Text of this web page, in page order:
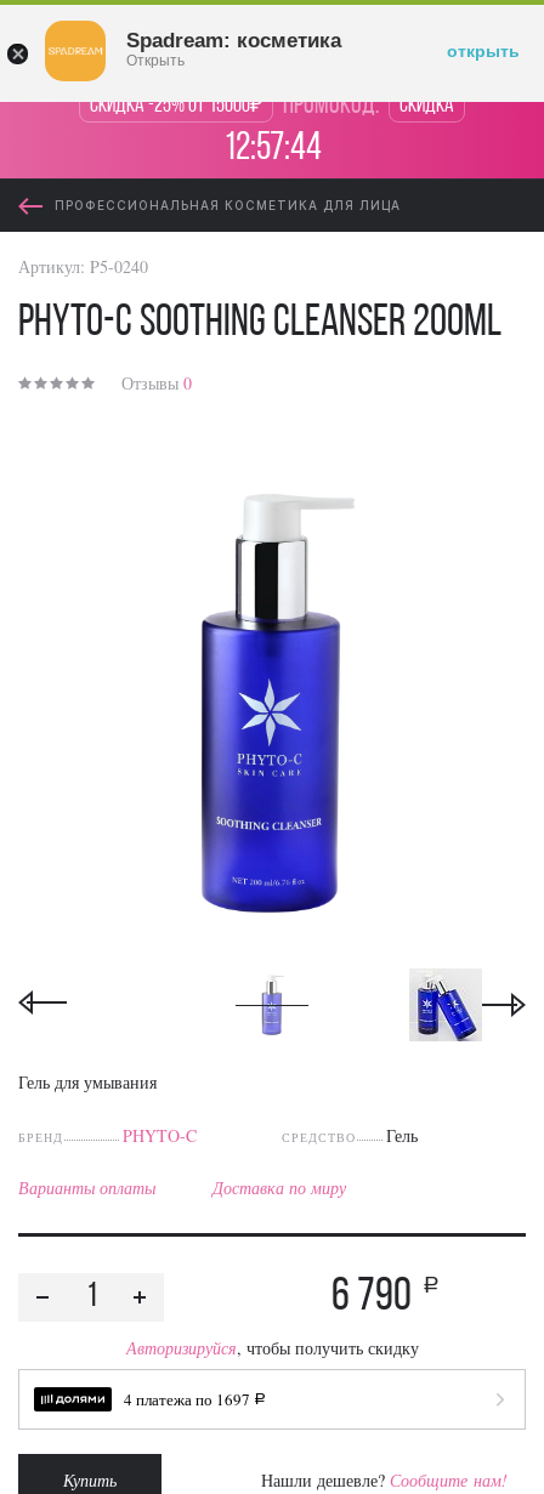
Скидка -25% от 15000₽ промокод: Скидка
12:57:44
ПРОФЕССИОНАЛЬНАЯ КОСМЕТИКА ДЛЯ ЛИЦА
Артикул: P5-0240
PHYTO-C Soothing Cleanser 200ml
Отзывы 0
Гель для умывания
БРЕНД PHYTO-C СРЕДСТВО Гель
Варианты оплаты Доставка по миру
6 790 a
Авторизируйся, чтобы получить скидку
4 платежа по 1697 a
Купить Нашли дешевле? Сообщите нам!
Spadream: косметика
Открыть открыть